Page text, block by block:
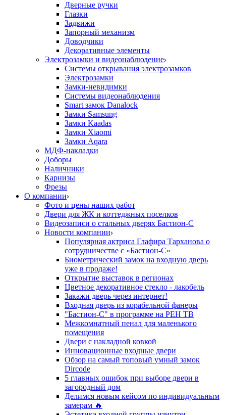
Дверные ручки
Глазки
Задвижи
Запорный механизм
Доводчики
Декоративные элементы
Электрозамки и видеонаблюдение
Системы открывания электрозамков
Электрозамки
Замки-невидимки
Системы видеонаблюдения
Smart замок Danalock
Замки Samsung
Замки Kaadas
Замки Xiaomi
Замки Aqara
МДФ-накладки
Доборы
Наличники
Карнизы
Фрезы
О компании
Фото и цены наших работ
Двери для ЖК и коттеджных поселков
Видеозаписи о стальных дверях Бастион-С
Новости компании
Популярная актриса Глафира Тарханова о
сотрудничестве с «Бастион-С»
Биометрический замок на входную дверь
уже в продаже!
Открытие выставок в регионах
Цветное декоративное стекло - лакобель
Закажи дверь через интернет!
Входная дверь из корабельной фанеры
"Бастион-С" в программе на РЕН ТВ
Межкомнатный пенал для маленького
помещения
Двери с накладной ковкой
Инновационные входные двери
Обзор на самый топовый умный замок
Dircode
5 главных ошибок при выборе двери в
загородный дом
Делимся новым кейсом по индивидуальным
замерам 🔥